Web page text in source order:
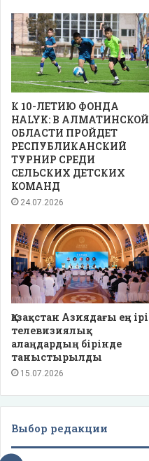
К 10-ЛЕТИЮ ФОНДА
HALYK: В АЛМАТИНСКОЙ
ОБЛАСТИ ПРОЙДЕТ
РЕСПУБЛИКАНСКИЙ
ТУРНИР СРЕДИ
СЕЛЬСКИХ ДЕТСКИХ
КОМАНД
24.07.2026
Қазақстан Азиядағы ең ірі
телевизиялық
алаңдардың бірінде
таныстырылды
15.07.2026
Выбор редакции